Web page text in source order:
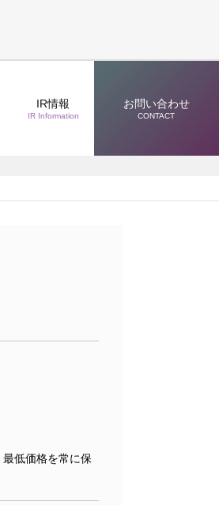
IR情報
IR Information
お問い合わせ
CONTACT
低価格を常に保